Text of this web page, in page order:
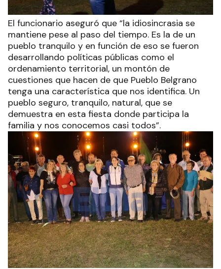
El funcionario aseguró que “la idiosincrasia se
mantiene pese al paso del tiempo. Es la de un
pueblo tranquilo y en función de eso se fueron
desarrollando políticas públicas como el
ordenamiento territorial, un montón de
cuestiones que hacen de que Pueblo Belgrano
tenga una característica que nos identifica. Un
pueblo seguro, tranquilo, natural, que se
demuestra en esta fiesta donde participa la
familia y nos conocemos casi todos”.